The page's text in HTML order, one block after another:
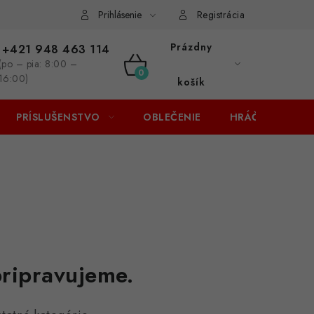
Prihlásenie Registrácia
+421 948 463 114
(po – pia: 8:00 –
16:00)
NÁKUPNÝ
KOŠÍK
Prázdny
košík
PRÍSLUŠENSTVO OBLEČENIE HRÁČI